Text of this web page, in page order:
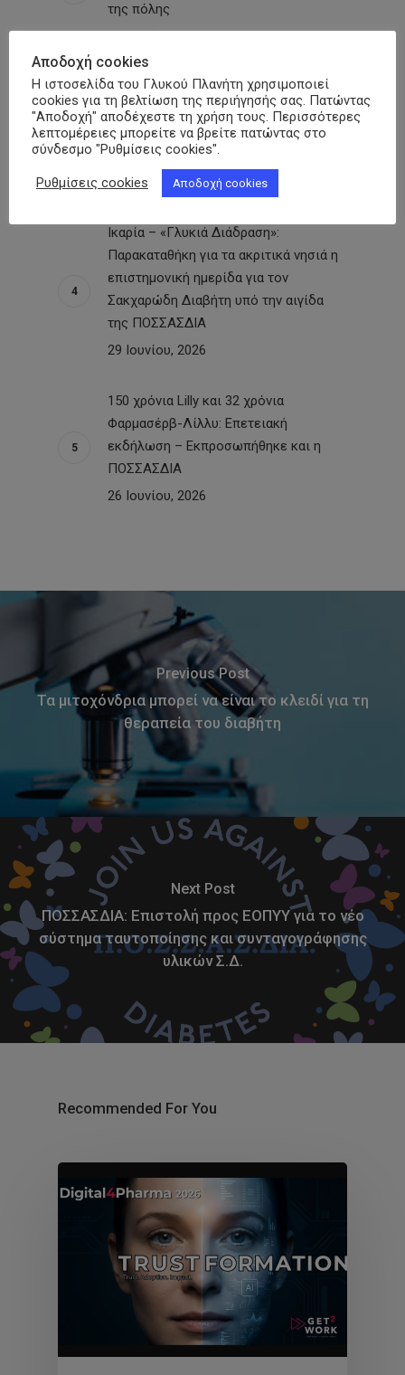
της πόλης
30 Ιουνίου, 2026
Σύλλογος Ατόμων με Σακχαρώδη
Διαβήτη Ν. Πέλλας: Δράση με
μετρήσεις σακχάρου και εγγραφές
νέων μελών στη Σκύδρα
29 Ιουνίου, 2026
Ικαρία – «Γλυκιά Διάδραση»:
Παρακαταθήκη για τα ακριτικά νησιά η
επιστημονική ημερίδα για τον
Σακχαρώδη Διαβήτη υπό την αιγίδα
της ΠΟΣΣΑΣΔΙΑ
29 Ιουνίου, 2026
150 χρόνια Lilly και 32 χρόνια
Φαρμασέρβ-Λίλλυ: Eπετειακή
εκδήλωση – Εκπροσωπήθηκε και η
ΠΟΣΣΑΣΔΙΑ
26 Ιουνίου, 2026
Previous Post
Τα μιτοχόνδρια μπορεί να είναι το κλειδί για τη
θεραπεία του διαβήτη
Next Post
ΠΟΣΣΑΣΔΙΑ: Επιστολή προς ΕΟΠΥΥ για το νέο
σύστημα ταυτοποίησης και συνταγογράφησης
υλικών Σ.Δ.
Recommended For You
Αποδοχή cookies
Η ιστοσελίδα του Γλυκού Πλανήτη χρησιμοποιεί
cookies για τη βελτίωση της περιήγησής σας. Πατώντας
"Αποδοχή" αποδέχεστε τη χρήση τους. Περισσότερες
λεπτομέρειες μπορείτε να βρείτε πατώντας στο
σύνδεσμο "Ρυθμίσεις cookies".
Ρυθμίσεις cookies Αποδοχή cookies